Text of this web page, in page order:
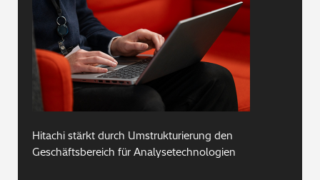
Hitachi stärkt durch Umstrukturierung den
Geschäftsbereich für Analysetechnologien